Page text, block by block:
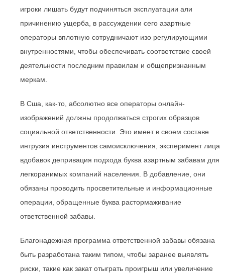
игроки лишать будут подчиняться эксплуатации али
причинению ущерба, в рассуждении сего азартные
операторы вплотную сотрудничают изо регулирующими
внутренностями, чтобы обеспечивать соответствие своей
деятельности последним правилам и общепризнанным
меркам.
В Сша, как-то, абсолютно все операторы онлайн-
изображений должны продолжаться строгих образцов
социальной ответственности. Это имеет в своем составе
интрузия инструментов самоисключения, эксперимент лица
вдобавок депривация подхода буква азартным забавам для
легкоранимых компаний населения. В добавление, они
обязаны проводить просветительные и информационные
операции, обращенные буква растормаживание
ответственной забавы.
Благонадежная программа ответственной забавы обязана
быть разработана таким типом, чтобы заранее выявлять
риски, такие как закат отыграть проигрыш или увеличение